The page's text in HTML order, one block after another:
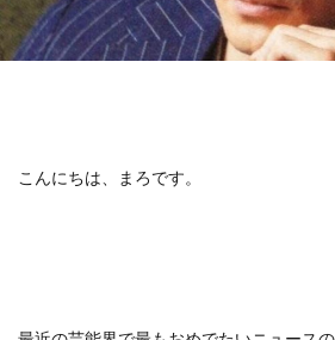
こんにちは、まろです。